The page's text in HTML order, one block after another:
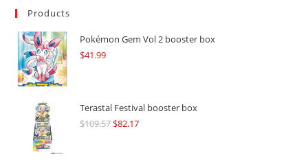
Products
Pokémon Gem Vol 2 booster box
$41.99
Terastal Festival booster box
$109.57Original
$82.17Current